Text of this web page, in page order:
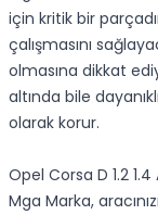
için kritik bir
çalışmasını
olmasına dikkat
altında bile
olarak korur.
Opel Corsa D 1.2 1.4
Mga Marka,